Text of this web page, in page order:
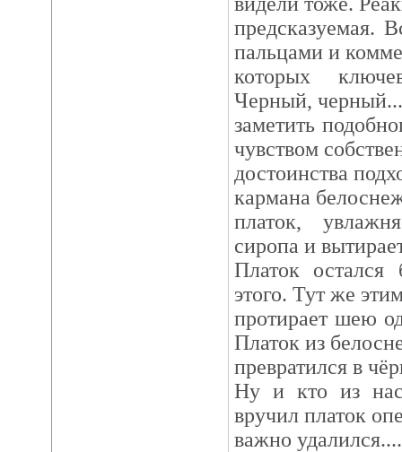
предсказуемая.
пальцами и
которых
Черный,
заметить
чувством
достоинства
кармана
платок,
сиропа и
Платок
этого. Тут же
протирает шею
Платок из
превратился в
Ну и кто из
вручил платок
важно удалился....